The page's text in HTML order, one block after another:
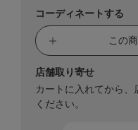
コーディネートする
この
店舗取り寄せ
カートに入れてから
ください。